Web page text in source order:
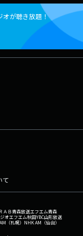
オが聴き放題！
て
ＲＡＢ青森放送エフエム青森
オエフエム秋田YBC山形放送
（札幌） NHK AM（仙台）